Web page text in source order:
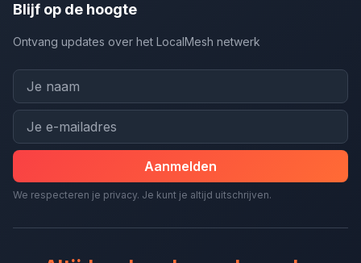
Blijf op de hoogte
Ontvang updates over het LocalMesh netwerk
Aanmelden
We respecteren je privacy. Je kunt je altijd uitschrijven.